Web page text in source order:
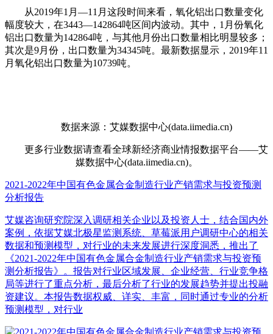
从2019年1月—11月这段时间来看，氧化铝出口数量变化
幅度较大，在3443—142864吨区间内波动。其中，1月份氧化
铝出口数量为142864吨，与其他月份出口数量相比明显较多；
其次是9月份，出口数量为34345吨。最新数据显示，2019年11
月氧化铝出口数量为10739吨。
数据来源：艾媒数据中心(data.iimedia.cn)
更多行业数据请查看全球新经济商业情报数据平台——艾
媒数据中心(data.iimedia.cn)。
2021-2022年中国有色金属合金制造行业产销需求与投资预测
分析报告
艾媒咨询研究院深入调研相关企业以及投资人士，结合国内外
案例，依据艾媒北极星监测系统、草莓派用户调研中心的相关
数据和预测模型，对行业的未来发展进行深度洞悉，推出了
《2021-2022年中国有色金属合金制造行业产销需求与投资预
测分析报告》。报告对行业区域发展、企业经营、行业竞争格
局等进行了重点分析，最后分析了行业的发展趋势并提出投融
资建议。本报告数据权威、详实、丰富，同时通过专业的分析
预测模型，对行业